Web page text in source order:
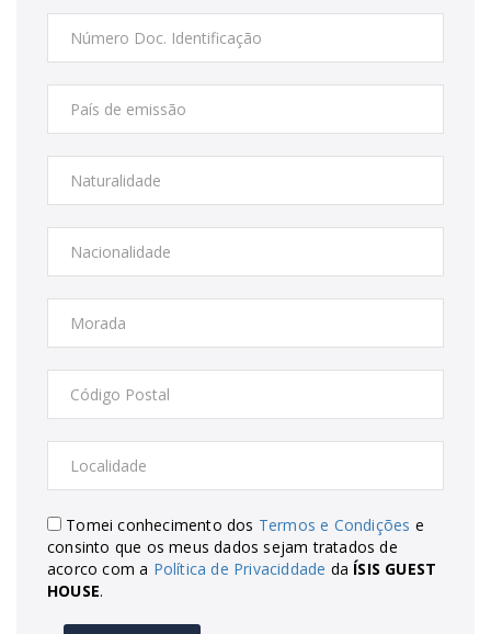
Tomei conhecimento dos Termos e Condições e
consinto que os meus dados sejam tratados de
acorco com a Política de Privaciddade da ÍSIS GUEST
HOUSE.